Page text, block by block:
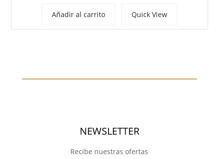
Añadir al carrito Quick View
NEWSLETTER
Recibe nuestras ofertas